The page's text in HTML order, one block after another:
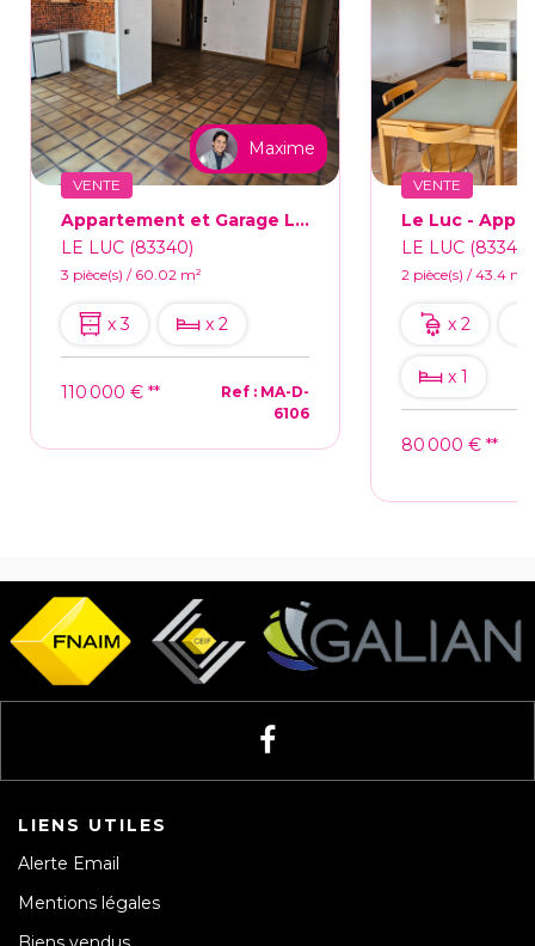
Maxime
VENTE
Appartement et Garage Le Luc 3 pièce(s) 60 m2
LE LUC (83340)
3 pièce(s) / 60.02 m²
x 3 x 2
110 000 € **
Ref : MA-D-
6106
VENTE
LE LUC (83340)
2 pièce(s) / 43.4 m²
x 2
x 1
80 000 € **
LIENS UTILES
Alerte Email
Mentions légales